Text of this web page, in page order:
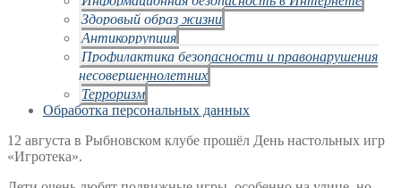
Здоровый образ жизни
Антикоррупция
Профилактика безопасности и правонарушения
несовершеннолетних
Терроризм
Обработка персональных данных
12 августа в Рыбновском клубе прошёл День настольных игр
«Игротека».